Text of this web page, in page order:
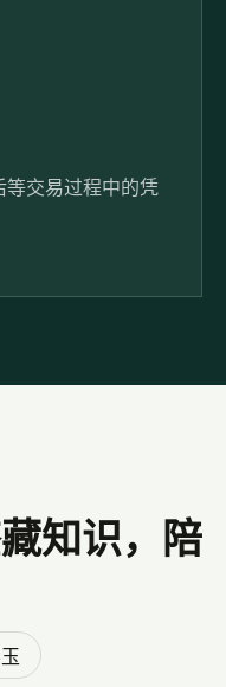
交易过程中的凭
知识，陪